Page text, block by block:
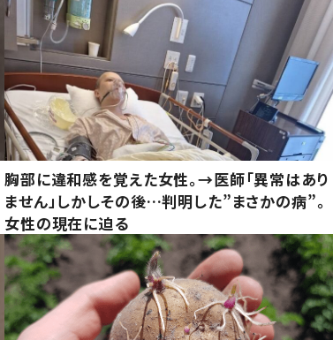
胸部に違和感を覚えた女性。→医師「異常はあり
ません」しかしその後…判明した”まさかの病”。
女性の現在に迫る